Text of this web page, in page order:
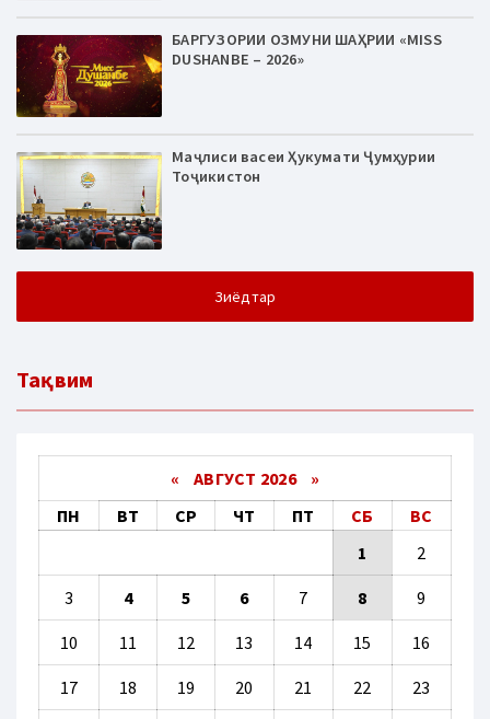
БАРГУЗОРИИ ОЗМУНИ ШАҲРИИ «MISS
DUSHANBE – 2026»
Маҷлиси васеи Ҳукумати Ҷумҳурии
Тоҷикистон
Зиёдтар
Тақвим
« АВГУСТ 2026 »
ПН
ВТ СР ЧТ ПТ СБ
ВС
1
2
3 4 5 6 7 8 9
10 11 12 13 14 15 16
17 18 19 20 21 22 23